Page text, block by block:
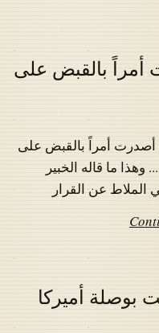
أمراً بالقبض على
أصدرت أمراً بالقبض على
وهذا ما قاله الخبير
الملاط عن القرار
بوصلة أميركا